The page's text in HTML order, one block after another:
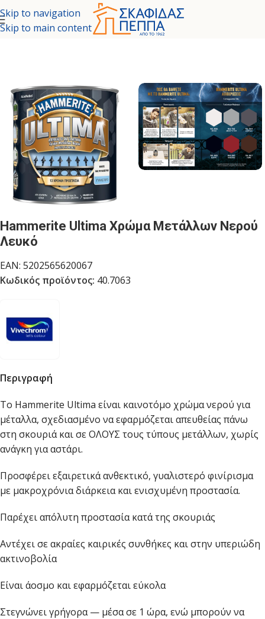
Skip to navigation
Skip to main content
- ΕΙΔΙΚΕΣ ΒΑΦΕΣ/ΧΡΩΜΑΤΑ ΓΙΑ ΜΕΤΑΛΛΑ & ΞΥΛΑ
Hammerite Ultima Χρώμα Μετάλλων Νερού
Λευκό
EAN: 5202565620067
Κωδικός προϊόντος: 40.7063
Περιγραφή
Το Hammerite Ultima είναι καινοτόμο χρώμα νερού για
μέταλλα, σχεδιασμένο να εφαρμόζεται απευθείας πάνω
στη σκουριά και σε ΟΛΟΥΣ τους τύπους μετάλλων, χωρίς
ανάγκη για αστάρι.
Προσφέρει εξαιρετικά ανθεκτικό, γυαλιστερό φινίρισμα
με μακροχρόνια διάρκεια και ενισχυμένη προστασία.
Παρέχει απόλυτη προστασία κατά της σκουριάς
Αντέχει σε ακραίες καιρικές συνθήκες και στην υπεριώδη
ακτινοβολία
Είναι άοσμο και εφαρμόζεται εύκολα
Στεγνώνει γρήγορα — μέσα σε 1 ώρα, ενώ μπορούν να